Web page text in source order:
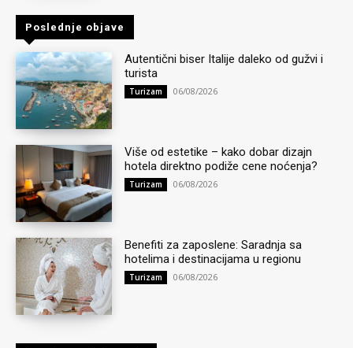
Poslednje objave
Autentični biser Italije daleko od gužvi i
turista
Turizam 06/08/2026
Više od estetike – kako dobar dizajn
hotela direktno podiže cene noćenja?
Turizam 06/08/2026
Benefiti za zaposlene: Saradnja sa
hotelima i destinacijama u regionu
Turizam 06/08/2026